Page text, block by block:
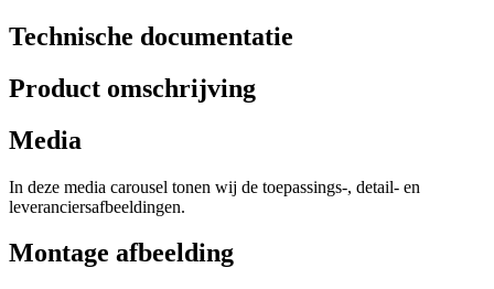
Technische documentatie
Product omschrijving
Media
In deze media carousel tonen wij de toepassings-, detail- en
leveranciersafbeeldingen.
Montage afbeelding